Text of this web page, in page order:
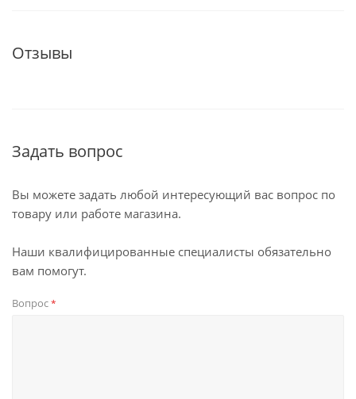
Отзывы
Задать вопрос
Вы можете задать любой интересующий вас вопрос по
товару или работе магазина.
Наши квалифицированные специалисты обязательно
вам помогут.
Вопрос*